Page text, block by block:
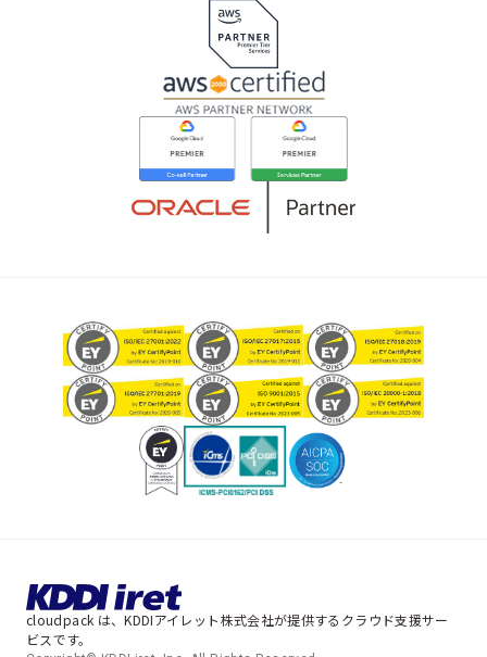
cloudpack は、KDDIアイレット株式会社が提供するクラウド支援サー
ビスです。